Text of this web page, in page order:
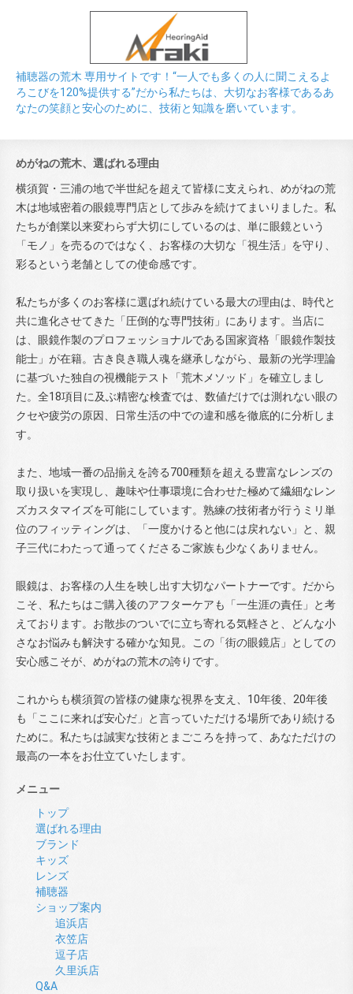
補聴器の荒木 専用サイトです！“一人でも多くの人に聞こえるよ
ろこびを120%提供する”だから私たちは、大切なお客様であるあ
なたの笑顔と安心のために、技術と知識を磨いています。
めがねの荒木、選ばれる理由
横須賀・三浦の地で半世紀を超えて皆様に支えられ、めがねの荒
木は地域密着の眼鏡専門店として歩みを続けてまいりました。私
たちが創業以来変わらず大切にしているのは、単に眼鏡という
「モノ」を売るのではなく、お客様の大切な「視生活」を守り、
彩るという老舗としての使命感です。
私たちが多くのお客様に選ばれ続けている最大の理由は、時代と
共に進化させてきた「圧倒的な専門技術」にあります。当店に
は、眼鏡作製のプロフェッショナルである国家資格「眼鏡作製技
能士」が在籍。古き良き職人魂を継承しながら、最新の光学理論
に基づいた独自の視機能テスト「荒木メソッド」を確立しまし
た。全18項目に及ぶ精密な検査では、数値だけでは測れない眼の
クセや疲労の原因、日常生活の中での違和感を徹底的に分析しま
す。
また、地域一番の品揃えを誇る700種類を超える豊富なレンズの
取り扱いを実現し、趣味や仕事環境に合わせた極めて繊細なレン
ズカスタマイズを可能にしています。熟練の技術者が行うミリ単
位のフィッティングは、「一度かけると他には戻れない」と、親
子三代にわたって通ってくださるご家族も少なくありません。
眼鏡は、お客様の人生を映し出す大切なパートナーです。だから
こそ、私たちはご購入後のアフターケアも「一生涯の責任」と考
えております。お散歩のついでに立ち寄れる気軽さと、どんな小
さなお悩みも解決する確かな知見。この「街の眼鏡店」としての
安心感こそが、めがねの荒木の誇りです。
これからも横須賀の皆様の健康な視界を支え、10年後、20年後
も「ここに来れば安心だ」と言っていただける場所であり続ける
ために。私たちは誠実な技術とまごころを持って、あなただけの
最高の一本をお仕立ていたします。
メニュー
トップ
選ばれる理由
ブランド
キッズ
レンズ
補聴器
ショップ案内
追浜店
衣笠店
逗子店
久里浜店
Q&A